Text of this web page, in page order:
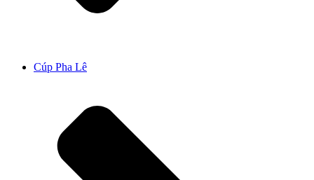
Cúp Pha Lê